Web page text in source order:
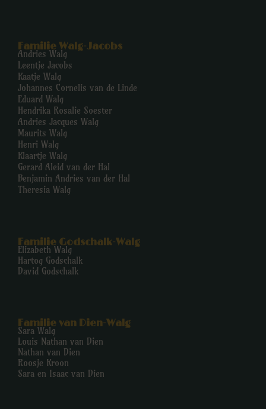
Familie Walg-Jacobs
Andries Walg
Leentje Jacobs
Kaatje Walg
Johannes Cornelis van de Linde
Eduard Walg
Hendrika Rosalie Soester
Andries Jacques Walg
Maurits Walg
Henri Walg
Klaartje Walg
Gerard Aleid van der Hal
Benjamin Andries van der Hal
Theresia Walg
Familie Godschalk-Walg
Elizabeth Walg
Hartog Godschalk
David Godschalk
Familie van Dien-Walg
Sara Walg
Louis Nathan van Dien
Nathan van Dien
Roosje Kroon
Sara en Isaac van Dien